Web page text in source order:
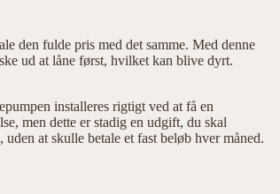
den fulde pris med det samme. Med denne
ud at låne først, hvilket kan blive dyrt.
installeres rigtigt ved at få en
men dette er stadig en udgift, du skal
at skulle betale et fast beløb hver måned.